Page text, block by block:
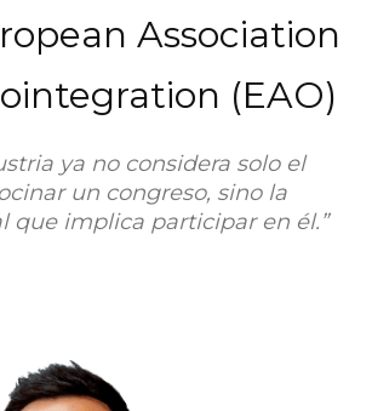
Association
(EAO)
ya no considera solo el
un congreso, sino la
que implica participar en él.”